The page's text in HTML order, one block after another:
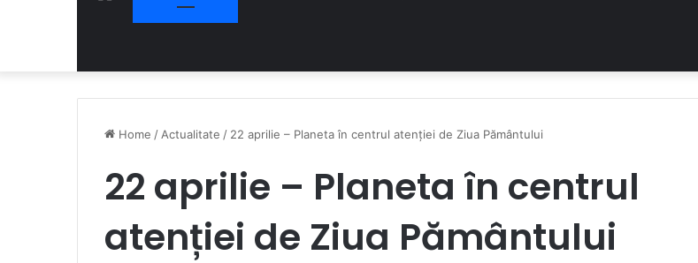
Home / Actualitate / 22 aprilie – Planeta în centrul atenției de Ziua Pământului
22 aprilie – Planeta în centrul
atenției de Ziua Pământului